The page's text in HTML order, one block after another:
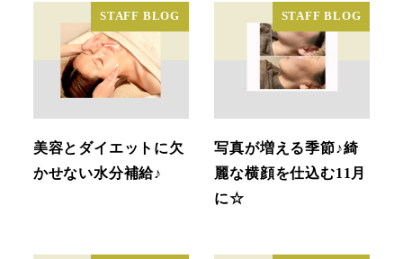
STAFF BLOG
美容とダイエットに欠
かせない水分補給♪
STAFF BLOG
写真が増える季節♪綺
麗な横顔を仕込む11月
に☆